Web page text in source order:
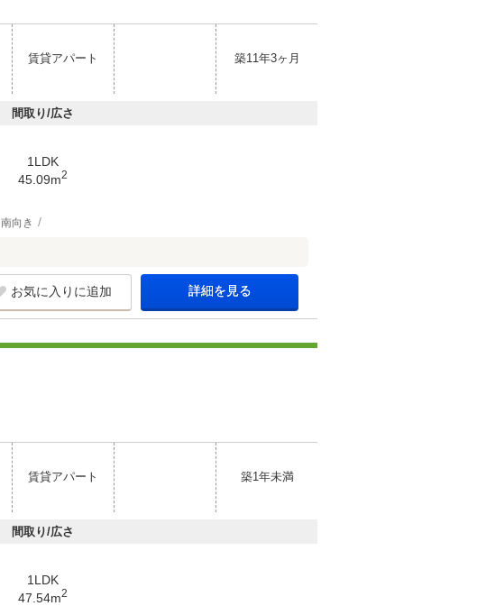
賃貸アパート 築11年3ヶ月
間取り/広さ
1LDK
45.09m2
南向き
お気に入りに追加 詳細を見る
賃貸アパート 築1年未満
間取り/広さ
1LDK
47.54m2